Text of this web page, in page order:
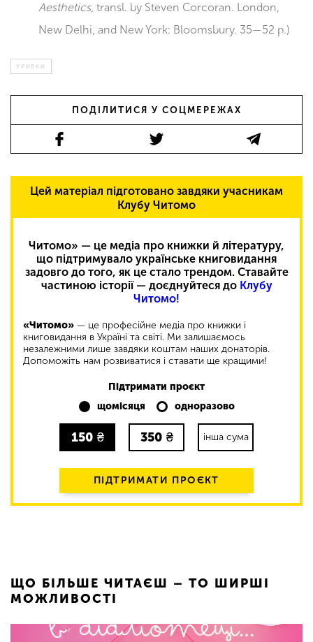
Aesthetics, transl. by Steven Corcoran. London,
New Delhi, and New York: Bloomsbury. 35—52 p.)
УРИВКИ
ПОДІЛИТИСЯ У СОЦМЕРЕЖАХ
Цей матеріал підготовано завдяки учасникам
Клубу Читомо
Читомо» — це медіа про книжки й літературу,
що підтримувало українське книговидання
задовго до того, як це стало трендом. Ставайте
частиною історії — доєднуйтеся до Клубу
Читомо!
«Читомо» — це професійне медіа про книжки і
книговидання в Україні та світі. Ми залишаємось
незалежними лише завдяки коштам наших донаторів.
Допоможіть нам розвиватися і ставати ще кращими!
Підтримати проєкт
щомісяця
одноразово
150 ₴ 350 ₴ інша сума
ПІДТРИМАТИ ПРОЄКТ
ЩО БІЛЬШЕ ЧИТАЄШ – ТО ШИРШІ
МОЖЛИВОСТІ